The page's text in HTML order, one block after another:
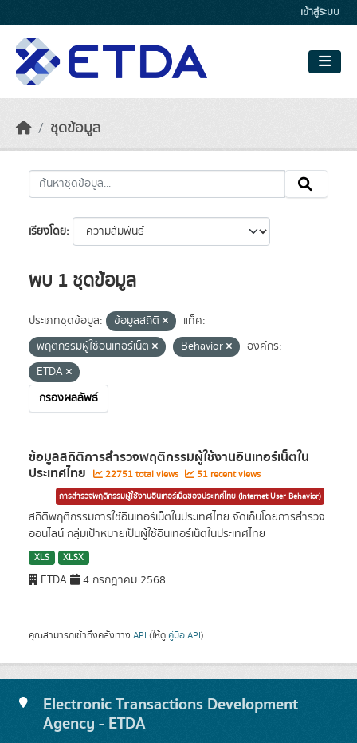
เข้าสู่ระบบ
ชุดข้อมูล
เรียงโดย
พบ 1 ชุดข้อมูล
ประเภทชุดข้อมูล: ข้อมูลสถิติ
แท็ค:
พฤติกรรมผู้ใช้อินเทอร์เน็ต
Behavior
องค์กร:
ETDA
กรองผลลัพธ์
ข้อมูลสถิติการสำรวจพฤติกรรมผู้ใช้งานอินเทอร์เน็ตใน
ประเทศไทย 22751 total views 51 recent views
การสำรวจพฤติกรรมผู้ใช้งานอินเทอร์เน็ตของประเทศไทย (Internet User Behavior)
สถิติพฤติกรรมการใช้อินเทอร์เน็ตในประเทศไทย จัดเก็บโดยการสำรวจ
ออนไลน์ กลุ่มเป้าหมายเป็นผู้ใช้อินเทอร์เน็ตในประเทศไทย
XLS XLSX
ETDA 4 กรกฎาคม 2568
คุณสามารถเข้าถึงคลังทาง API (ให้ดู คู่มือ API).
Electronic Transactions Development
Agency - ETDA